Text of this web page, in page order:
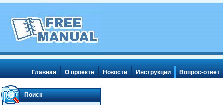
Главная О проекте Новости Инструкции Вопрос-ответ
Поиск